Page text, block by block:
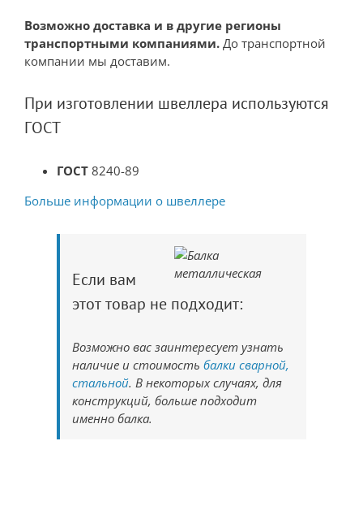
Возможно доставка и в другие регионы
транспортными компаниями. До транспортной
компании мы доставим.
При изготовлении швеллера используются
ГОСТ
ГОСТ 8240-89
Больше информации о швеллере
Если вам
этот товар не подходит:
Возможно вас заинтересует узнать
наличие и стоимость балки сварной,
стальной. В некоторых случаях, для
конструкций, больше подходит
именно балка.